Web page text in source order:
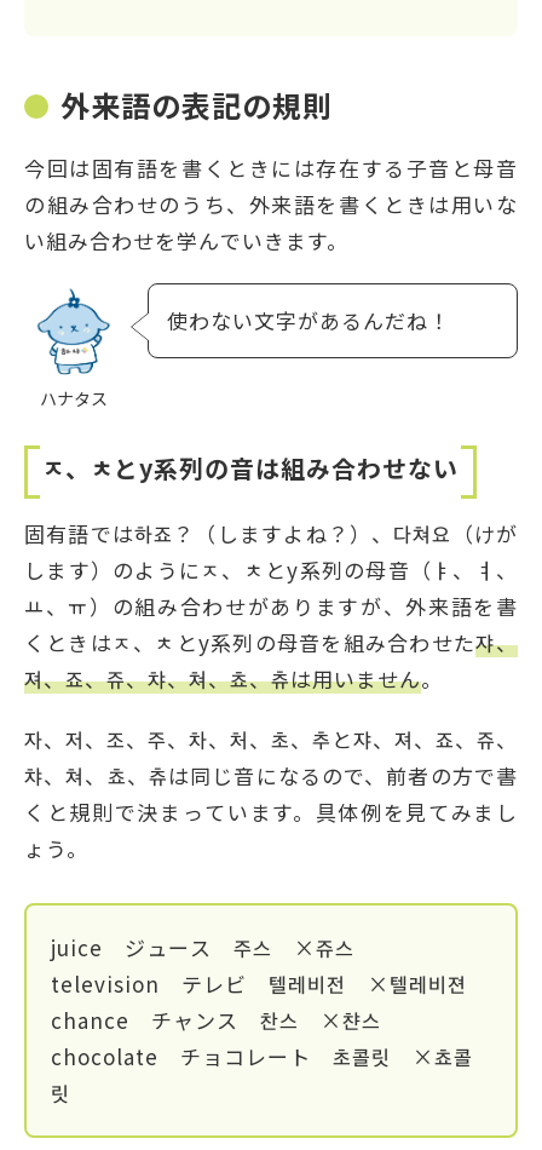
外来語の表記の規則
今回は固有語を書くときには存在する子音と母音
の組み合わせのうち、外来語を書くときは用いな
い組み合わせを学んでいきます。
ハナタス
使わない文字があるんだね！
ㅈ、ㅊとy系列の音は組み合わせない
固有語では하죠？（しますよね？）、다쳐요（けが
します）のようにㅈ、ㅊとy系列の母音（ㅑ、ㅕ、
ㅛ、ㅠ）の組み合わせがありますが、外来語を書
くときはㅈ、ㅊとy系列の母音を組み合わせた쟈、
져、죠、쥬、챠、쳐、쵸、츄は用いません。
자、저、조、주、차、처、초、추と쟈、져、죠、쥬、
챠、쳐、쵸、츄は同じ音になるので、前者の方で書
くと規則で決まっています。具体例を見てみまし
ょう。
juice ジュース 주스 ×쥬스
television テレビ 텔레비전 ×텔레비젼
chance チャンス 찬스 ×챤스
chocolate チョコレート 초콜릿 ×쵸콜
릿